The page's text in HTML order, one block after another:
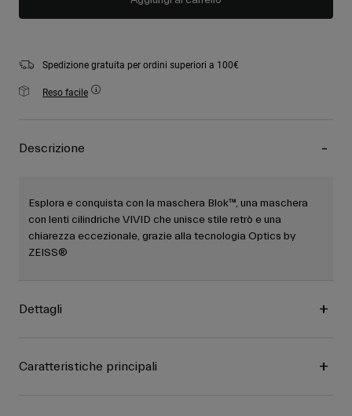
Spedizione gratuita per ordini superiori a 100€
Reso facile
Descrizione
Esplora e conquista con la maschera Blok™, una maschera
con lenti cilindriche VIVID che unisce stile retrò e una
chiarezza eccezionale, grazie alla tecnologia Optics by
ZEISS®
Dettagli
Caratteristiche principali